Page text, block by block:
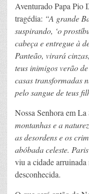
Aventurado Papa Pio
tragédia: “A grande
suspirando, ‘o
cabeça e entregue à
Panteão, virará
teus inimigos verão
casas transformadas
pelo sangue de teus
Nossa Senhora em
montanhas e a
as desordens e os
abóbada celeste.
viu a cidade
desconhecida.